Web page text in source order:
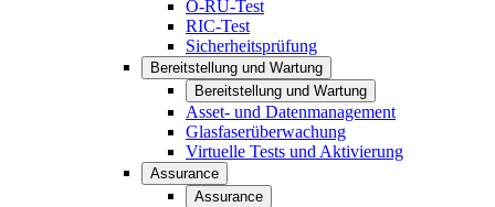
O-RU-Test
RIC-Test
Sicherheitsprüfung
Bereitstellung und Wartung
Bereitstellung und Wartung
Asset- und Datenmanagement
Glasfaserüberwachung
Virtuelle Tests und Aktivierung
Assurance
Assurance